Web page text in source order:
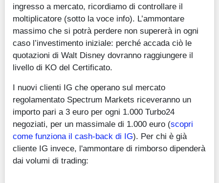
ingresso a mercato, ricordiamo di controllare il
moltiplicatore (sotto la voce info). L’ammontare
massimo che si potrà perdere non supererà in ogni
caso l’investimento iniziale: perché accada ciò le
quotazioni di Walt Disney dovranno raggiungere il
livello di KO del Certificato.
I nuovi clienti IG che operano sul mercato
regolamentato Spectrum Markets riceveranno un
importo pari a 3 euro per ogni 1.000 Turbo24
negoziati, per un massimale di 1.000 euro (scopri
come funziona il cash-back di IG). Per chi è già
cliente IG invece, l'ammontare di rimborso dipenderà
dai volumi di trading: